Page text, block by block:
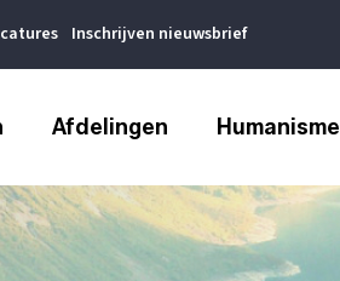
Inschrijven nieuwsbrief
Afdelingen Humanisme